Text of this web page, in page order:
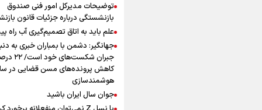
اینفوبرنا/ سقف معافیت
حقوق کارکنان دولت و
در بودجه ۱۴۰۵ چقدر است؟
توضیحات مدیرکل امور فنی صندوق
بازنشستگی درباره جزئیات قانون
علم باید به اتاق تصمیم‌گیری آب راه
جهانگیر: دشمن با بمباران خبری به
جبران شکست‌های
کاهش پرونده‌های مسن قضایی در
هوشمندسازی
جوان سال ایران باشید